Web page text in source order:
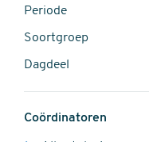
Periode
Soortgroep
Dagdeel
Coördinatoren